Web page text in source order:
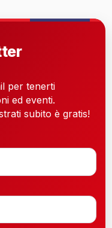
per tenerti
ed eventi.
subito è gratis!